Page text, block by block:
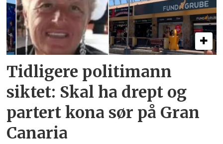
Tidligere politimann
siktet: Skal ha drept og
partert kona sør på Gran
Canaria